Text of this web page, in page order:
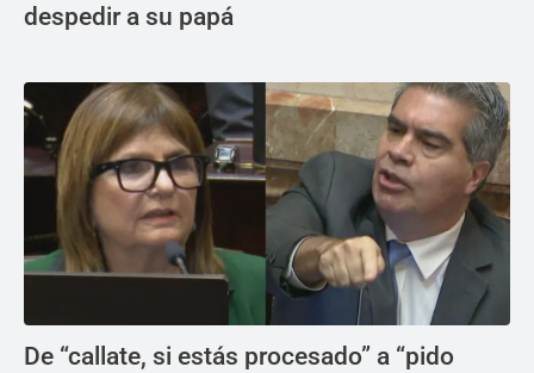
despedir a su papá
De “callate, si estás procesado” a “pido